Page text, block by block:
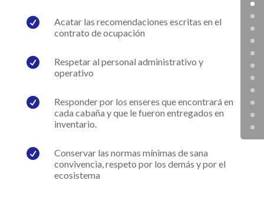

Acatar las recomendaciones escritas en el
contrato de ocupación

Respetar al personal administrativo y
operativo

Responder por los enseres que encontrará en
cada cabaña y que le fueron entregados en
inventario.

Conservar las normas mínimas de sana
convivencia, respeto por los demás y por el
ecosistema